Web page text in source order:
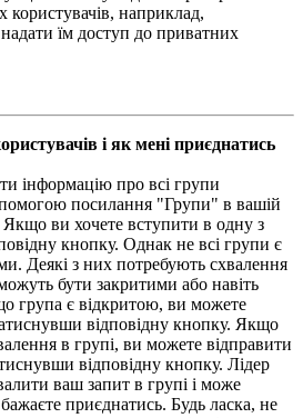
користувачів, наприклад,
їм доступ до приватних
і як мені приєднатись
інформацію про всі групи
посилання "Групи" в вашій
ви хочете вступити в одну з
кнопку. Однак не всі групи є
Деякі з них потребують схвалення
бути закритими або навіть
група є відкритою, ви можете
відповідну кнопку. Якщо
в групі, ви можете відправити
відповідну кнопку. Лідер
ваш запит в групі і може
приєднатись. Будь ласка, не